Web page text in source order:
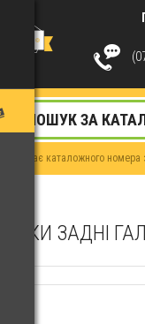
немає каталожного номера
ЗАДНІ